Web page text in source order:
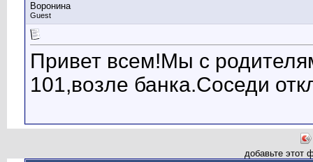
Воронина
Guest
Привет всем!Мы с
101,возле банка.Соседи
добавьте этот